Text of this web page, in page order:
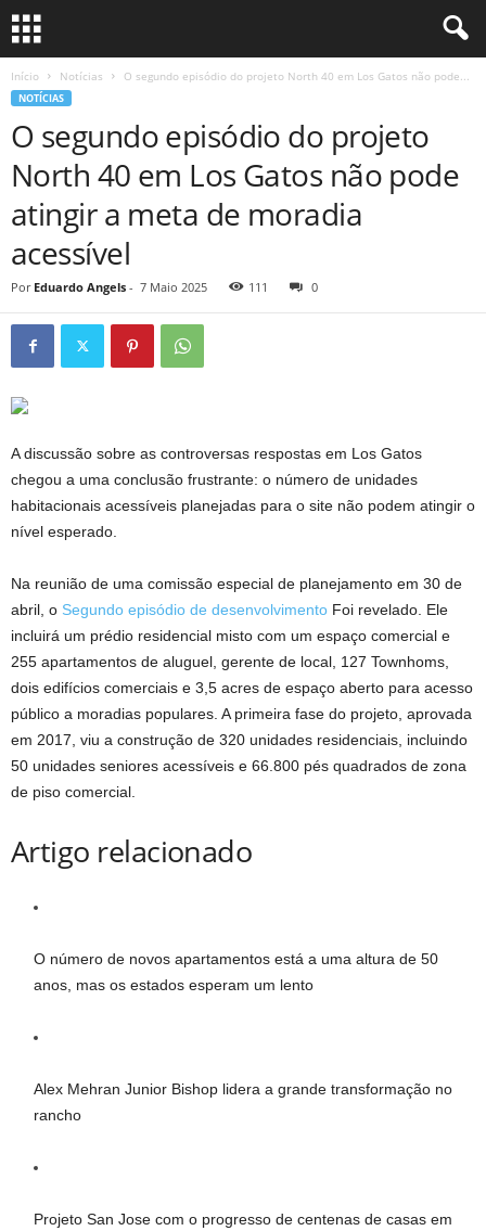
Início Notícias O segundo episódio do projeto North 40 em Los Gatos não pode...
NOTÍCIAS
O segundo episódio do projeto
North 40 em Los Gatos não pode
atingir a meta de moradia
acessível
Por Eduardo Angels - 7 Maio 2025 111 0
A discussão sobre as controversas respostas em Los Gatos
chegou a uma conclusão frustrante: o número de unidades
habitacionais acessíveis planejadas para o site não podem atingir o
nível esperado.
Na reunião de uma comissão especial de planejamento em 30 de
abril, o Segundo episódio de desenvolvimento Foi revelado. Ele
incluirá um prédio residencial misto com um espaço comercial e
255 apartamentos de aluguel, gerente de local, 127 Townhoms,
dois edifícios comerciais e 3,5 acres de espaço aberto para acesso
público a moradias populares. A primeira fase do projeto, aprovada
em 2017, viu a construção de 320 unidades residenciais, incluindo
50 unidades seniores acessíveis e 66.800 pés quadrados de zona
de piso comercial.
Artigo relacionado
O número de novos apartamentos está a uma altura de 50
anos, mas os estados esperam um lento
Alex Mehran Junior Bishop lidera a grande transformação no
rancho
Projeto San Jose com o progresso de centenas de casas em